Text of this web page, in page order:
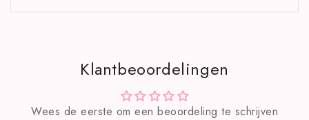
Klantbeoordelingen
Wees de eerste om een beoordeling te schrijven